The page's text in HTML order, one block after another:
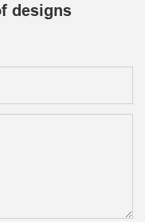
designs